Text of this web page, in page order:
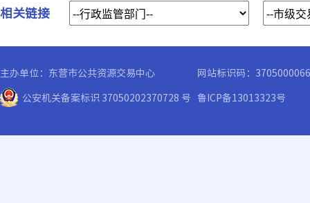
相关链接
主办单位：东营市公共资源交易中心
网站标识码：3705000066
公安机关备案标识 37050202370728 号 鲁ICP备13013323号